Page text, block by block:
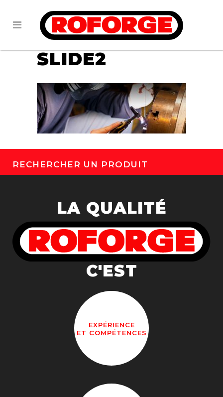
01 NOV
ROFORGE-
SLIDE2
RECHERCHER UN PRODUIT
LA QUALITÉ
C'EST
EXPÉRIENCE
ET COMPÉTENCES